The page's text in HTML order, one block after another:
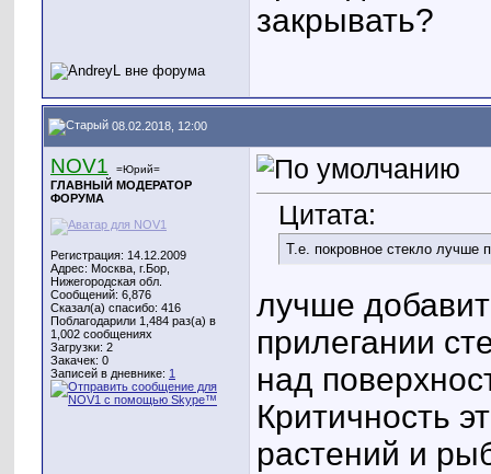
закрывать?
08.02.2018, 12:00
NOV1 =Юрий=
ГЛАВНЫЙ МОДЕРАТОР
ФОРУМА
Регистрация: 14.12.2009
Адрес: Москва, г.Бор,
Нижегородская обл.
Сообщений: 6,876
Сказал(а) спасибо: 416
Поблагодарили 1,484 раз(а) в
1,002 сообщениях
Загрузки: 2
Закачек: 0
Записей в дневнике: 1
Цитата:
Т.е. покровное стекло лучше
лучше
прилегании
над
Критичность
растений и